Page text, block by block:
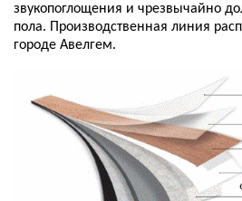
звукопоглощения и чрезвычайно
пола. Производственная линия
городе Авелгем.